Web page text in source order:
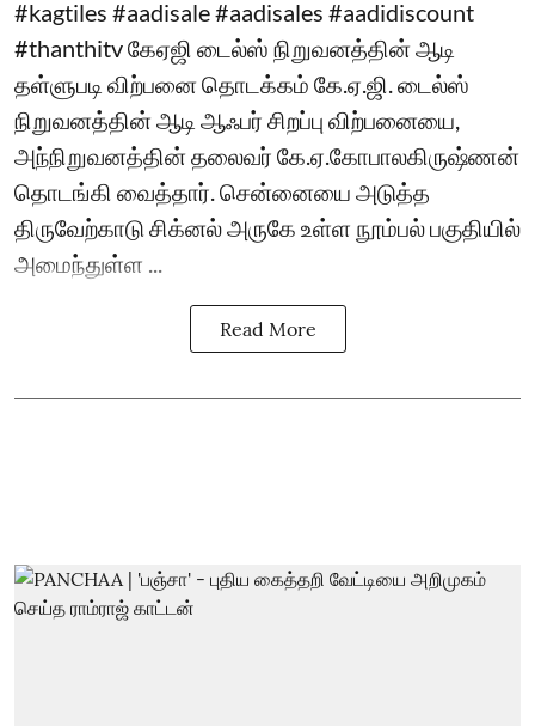
#kagtiles #aadisale #aadisales #aadidiscount
#thanthitv கேஏஜி டைல்ஸ் நிறுவனத்தின் ஆடி
தள்ளுபடி விற்பனை தொடக்கம் கே.ஏ.ஜி. டைல்ஸ்
நிறுவனத்தின் ஆடி ஆஃபர் சிறப்பு விற்பனையை,
அந்நிறுவனத்தின் தலைவர் கே.ஏ.கோபாலகிருஷ்ணன்
தொடங்கி வைத்தார். சென்னையை அடுத்த
திருவேற்காடு சிக்னல் அருகே உள்ள நூம்பல் பகுதியில்
அமைந்துள்ள ...
Read More